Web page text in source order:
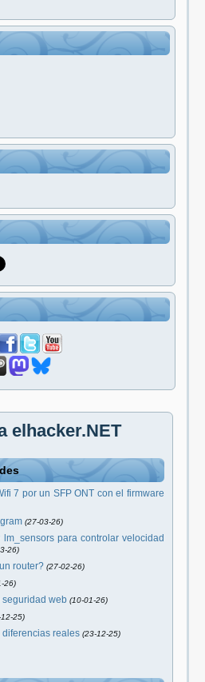
elhacker.NET
7 por un SFP ONT con el firmware
(27-03-26)
para controlar velocidad
26)
router? (27-02-26)
26)
seguridad web (10-01-26)
25)
diferencias reales (23-12-25)